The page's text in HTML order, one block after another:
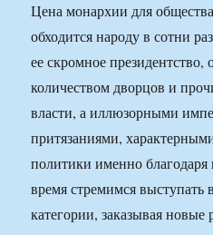
Цена монархии для
обходится народу в сотни
ее скромное президентство,
количеством дворцов и
власти, а иллюзорными
притязаниями,
политики именно
время стремимся выступать
категории, заказывая